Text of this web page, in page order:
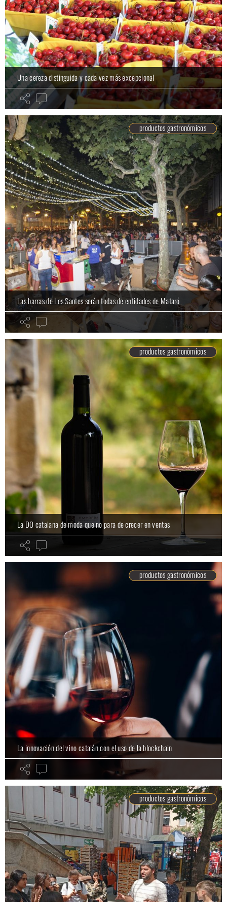
Una cereza distinguida y cada vez más excepcional
productos gastronómicos
Las barras de Les Santes serán todas de entidades de Mataró
productos gastronómicos
La DO catalana de moda que no para de crecer en ventas
productos gastronómicos
La innovación del vino catalán con el uso de la blockchain
productos gastronómicos